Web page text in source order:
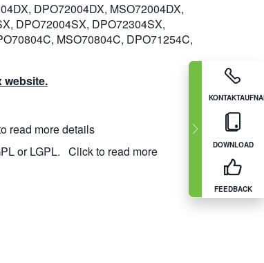
DOWNLOAD
FEEDBACK
DPO72004DX, MSO72004DX,
DPO72004SX, DPO72304SX,
MSO70804C, DPO71254C,
website.
read more details
or LGPL. Click to read more